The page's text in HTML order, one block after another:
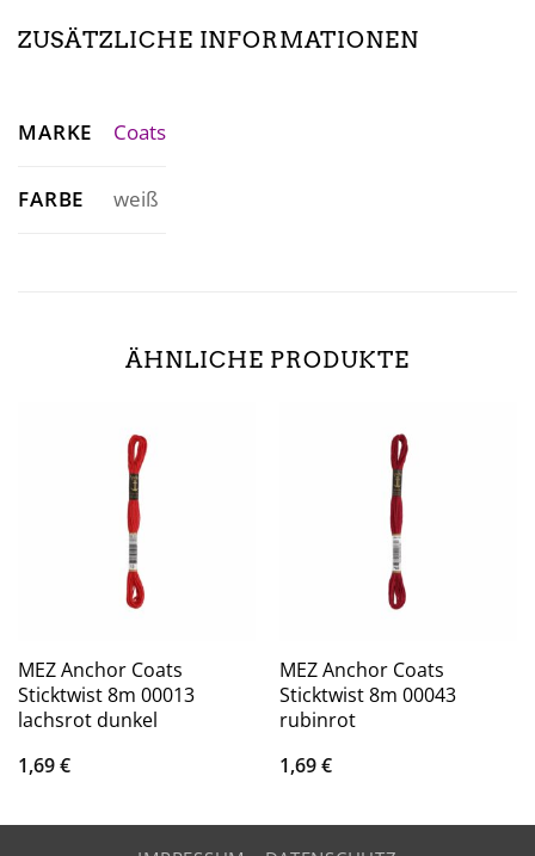
ZUSÄTZLICHE INFORMATIONEN
MARKE Coats
FARBE weiß
ÄHNLICHE PRODUKTE
MEZ Anchor Coats
Sticktwist 8m 00013
lachsrot dunkel
1,69€
MEZ Anchor Coats
Sticktwist 8m 00043
rubinrot
1,69€